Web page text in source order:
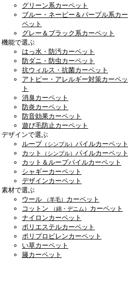
グリーン系カーペット
ブルー・ネービー＆パープル系カー
ペット
グレー＆ブラック系カーペット
機能で選ぶ
はっ水・防汚カーペット
防ダニ・防虫カーペット
抗ウィルス・抗菌カーペット
アトピー・アレルギー対策カーペッ
ト
消臭カーペット
防炎カーペット
防音効果カーペット
遊び毛防止カーペット
デザインで選ぶ
ループ （シンプル） パイルカーペット
カット
（シンプル） パイルカーペット
カット＆ループパイルカーペット
シャギーカーペット
デザインカーペット
素材で選ぶ
ウール
（羊毛） カーペット
コットン
（綿・デニム） カーペット
ナイロンカーペット
ポリエステルカーペット
ポリプロピレンカーペット
い草カーペット
籐カーペット